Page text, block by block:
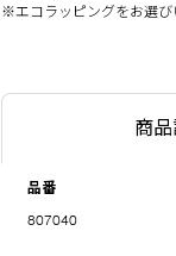
※エコラッピングをお選び
商
品番
807040